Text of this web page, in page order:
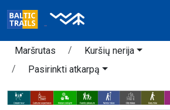
Maršrutas
Kuršių nerija
Pasirinkti atkarpą